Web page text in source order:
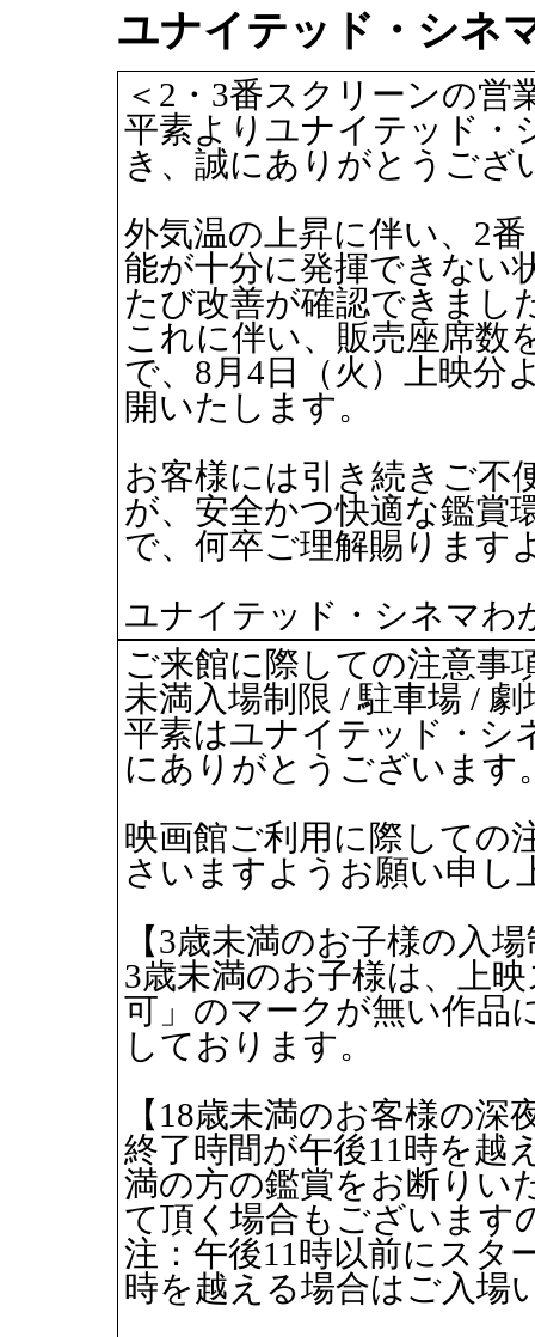
ユナイテッド・シネ
＜2・3番スクリーンの営
平素よりユナイテッド・
き、誠にありがとうござ
外気温の上昇に伴い、2
能が十分に発揮できない
たび改善が確認できまし
これに伴い、販売座席数
で、8月4日（火）上映分
開いたします。
お客様には引き続きご不
が、安全かつ快適な鑑賞
で、何卒ご理解賜ります
ユナイテッド・シネマわ
ご来館に際しての注意事
未満入場制限 / 駐車場 / 劇
平素はユナイテッド・シ
にありがとうございます
映画館ご利用に際しての
さいますようお願い申し
【3歳未満のお子様の入
3歳未満のお子様は、上
可」のマークが無い作品
しております。
【18歳未満のお客様の
終了時間が午後11時を越
満の方の鑑賞をお断りい
て頂く場合もございます
注：午後11時以前にスタ
時を越える場合はご入場